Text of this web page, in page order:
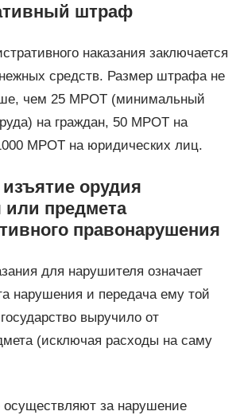
штраф
наказания заключается
средств. Размер штрафа не
чем 25 МРОТ (минимальный
на граждан, 50 МРОТ на
МРОТ на юридических лиц.
орудия
предмета
правонарушения
для нарушителя означает
нарушения и передача ему той
выручило от
(исключая расходы на саму
за нарушение